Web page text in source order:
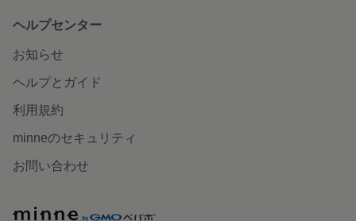
ヘルプセンター
お知らせ
ヘルプとガイド
利用規約
minneのセキュリティ
お問い合わせ